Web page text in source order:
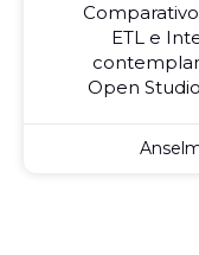
ETL e
Open